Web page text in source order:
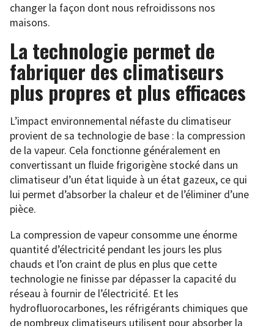
changer la façon dont nous refroidissons nos
maisons.
La technologie permet de
fabriquer des climatiseurs
plus propres et plus efficaces
L’impact environnemental néfaste du climatiseur
provient de sa technologie de base : la compression
de la vapeur. Cela fonctionne généralement en
convertissant un fluide frigorigène stocké dans un
climatiseur d’un état liquide à un état gazeux, ce qui
lui permet d’absorber la chaleur et de l’éliminer d’une
pièce.
La compression de vapeur consomme une énorme
quantité d’électricité pendant les jours les plus
chauds et l’on craint de plus en plus que cette
technologie ne finisse par dépasser la capacité du
réseau à fournir de l’électricité. Et les
hydrofluorocarbones, les réfrigérants chimiques que
de nombreux climatiseurs utilisent pour absorber la